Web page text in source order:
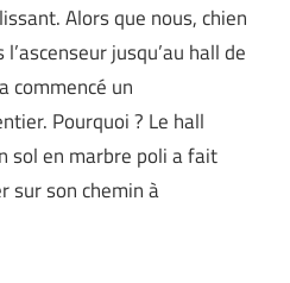
Alors que nous, chien
jusqu’au hall de
commencé un
Pourquoi ? Le hall
sol en marbre poli a fait
sur son chemin à